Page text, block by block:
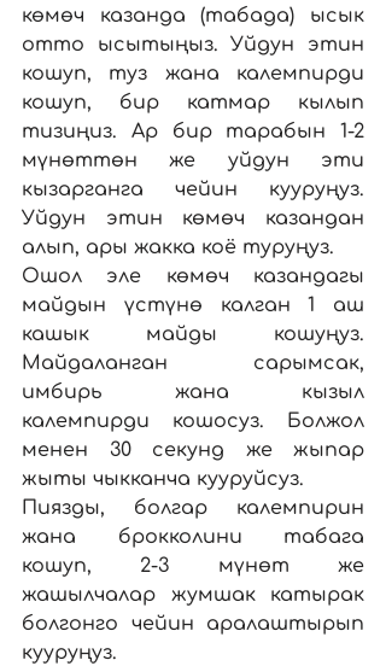
көмөч казанда (табада) ысык
отто ысытыңыз. Уйдун этин
кошуп, туз жана калемпирди
кошуп, бир катмар кылып
тизиңиз. Ар бир тарабын 1-2
мүнөттөн же уйдун эти
кызарганга чейин кууруңуз.
Уйдун этин көмөч казандан
алып, ары жакка коё туруңуз.
Ошол эле көмөч казандагы
майдын үстүнө калган 1 аш
кашык майды кошуңуз.
Майдаланган сарымсак,
имбирь жана кызыл
калемпирди кошосуз. Болжол
менен 30 секунд же жыпар
жыты чыкканча кууруйсуз.
Пиязды, болгар калемпирин
жана брокколини табага
кошуп, 2-3 мүнөт же
жашылчалар жумшак катырак
болгонго чейин аралаштырып
кууруңуз.